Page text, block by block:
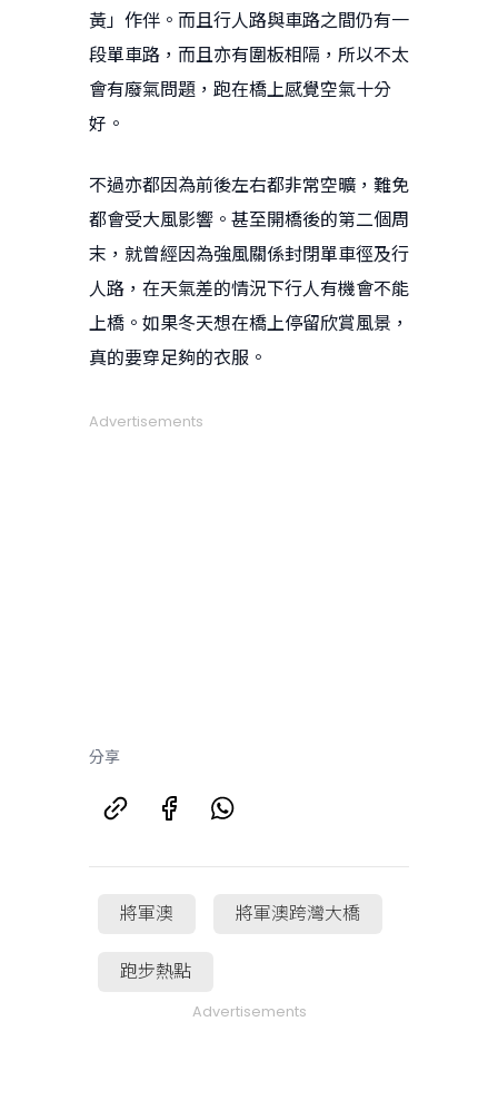
黃」作伴。而且行人路與車路之間仍有一
段單車路，而且亦有圍板相隔，所以不太
會有廢氣問題，跑在橋上感覺空氣十分
好。
不過亦都因為前後左右都非常空曠，難免
都會受大風影響。甚至開橋後的第二個周
末，就曾經因為強風關係封閉單車徑及行
人路，在天氣差的情況下行人有機會不能
上橋。如果冬天想在橋上停留欣賞風景，
真的要穿足夠的衣服。
Advertisements
分享
將軍澳 將軍澳跨灣大橋
跑步熱點
Advertisements